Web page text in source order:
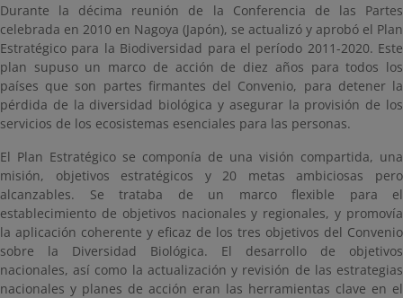
Durante la décima reunión de la Conferencia de las Partes
celebrada en 2010 en Nagoya (Japón), se actualizó y aprobó el Plan
Estratégico para la Biodiversidad para el período 2011-2020. Este
plan supuso un marco de acción de diez años para todos los
países que son partes firmantes del Convenio, para detener la
pérdida de la diversidad biológica y asegurar la provisión de los
servicios de los ecosistemas esenciales para las personas.
El Plan Estratégico se componía de una visión compartida, una
misión, objetivos estratégicos y 20 metas ambiciosas pero
alcanzables. Se trataba de un marco flexible para el
establecimiento de objetivos nacionales y regionales, y promovía
la aplicación coherente y eficaz de los tres objetivos del Convenio
sobre la Diversidad Biológica. El desarrollo de objetivos
nacionales, así como la actualización y revisión de las estrategias
nacionales y planes de acción eran las herramientas clave en el